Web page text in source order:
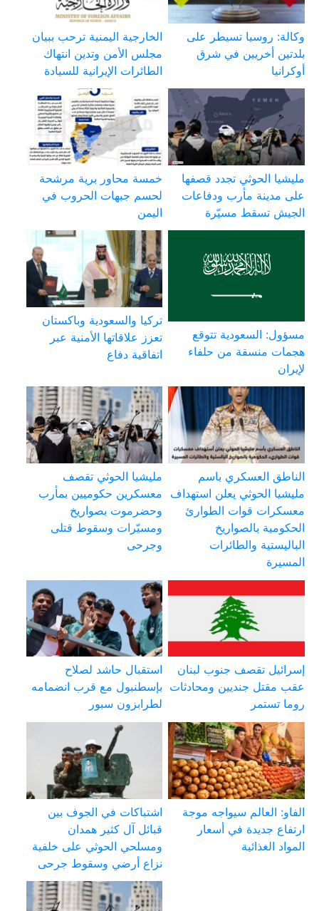
وكالة: روسيا تسيطر على
بلدتين أخريين في شرق
أوكرانيا
الخارجية اليمنية ترحب ببيان
مجلس الأمن وتدين انتهاك
الطائرات الإيرانية للسيادة
مليشيا الحوثي تجدد قصفها
على مدينة مأرب ودفاعات
الجيش تسقط مسيّرة
خمسة محاور برية مرشحة
لحسم جبهات الحروب في
اليمن
مسؤول: السعودية تتوقع
هجمات منسقة من حلفاء
لإيران
تركيا والسعودية وباكستان
تعزز علاقاتها الأمنية عبر
اتفاقية دفاع
الناطق العسكري باسم
مليشيا الحوثي يعلن استهداف
معسكرات قوات الطوارئ
الحكومية بالصواريخ
الباليستية والطائرات
المسيرة
مليشيا الحوثي تقصف
معسكرين حكوميين بمأرب
وحضرموت بصواريخ
ومسيّرات وسقوط قتلى
وجرحى
إسرائيل تقصف جنوب لبنان
عقب مقتل جنديين ومحادثات
روما تستمر
استقبال حاشد لصلاح
بإسطنبول مع قرب انضمامه
لطرابزون سبور
الفاو: العالم سيواجه موجة
ارتفاع جديدة في أسعار
المواد الغذائية
اشتباكات في الجوف بين
قبائل آل كثير همدان
ومسلحي الحوثي على خلفية
نزاع أرضي وسقوط جرحى